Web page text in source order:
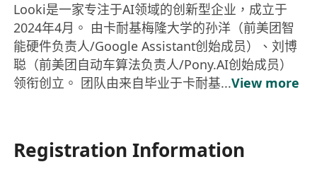
Looki是一家专注于AI领域的创新型企业，成立于
2024年4月。 由卡耐基梅隆大学的孙洋（前美团智
能硬件负责人/Google Assistant创始成员）、刘博
聪（前美团自动车算法负责人/Pony.AI创始成员）
领衔创立。 团队由来自毕业于卡耐基...View more
Registration Information